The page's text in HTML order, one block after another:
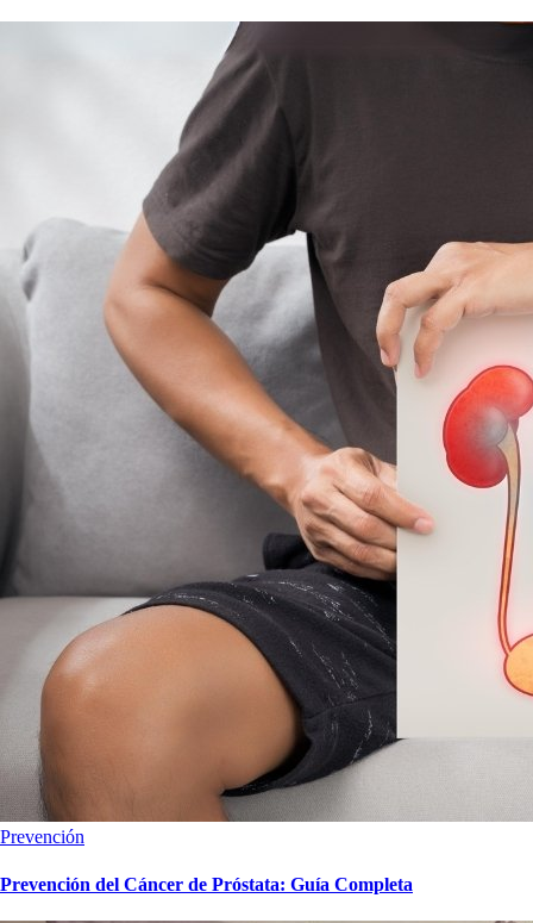
Prevención
Prevención del Cáncer de Próstata: Guía Completa